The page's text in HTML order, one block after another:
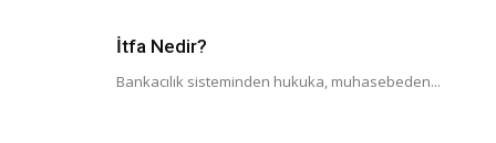
İtfa Nedir?
Bankacılık sisteminden hukuka, muhasebeden...